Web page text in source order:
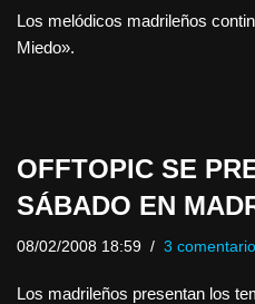
Los melódicos madrileños
Miedo».
OFFTOPIC SE
SÁBADO EN
08/02/2008 18:59 3
Los madrileños presentan los